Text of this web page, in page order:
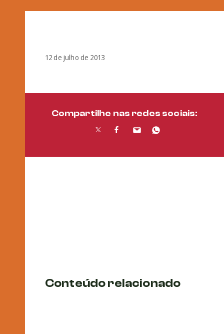
12 de julho de 2013
Compartilhe nas redes sociais:
Conteúdo relacionado